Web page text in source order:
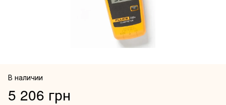
В наличии
5 206 грн